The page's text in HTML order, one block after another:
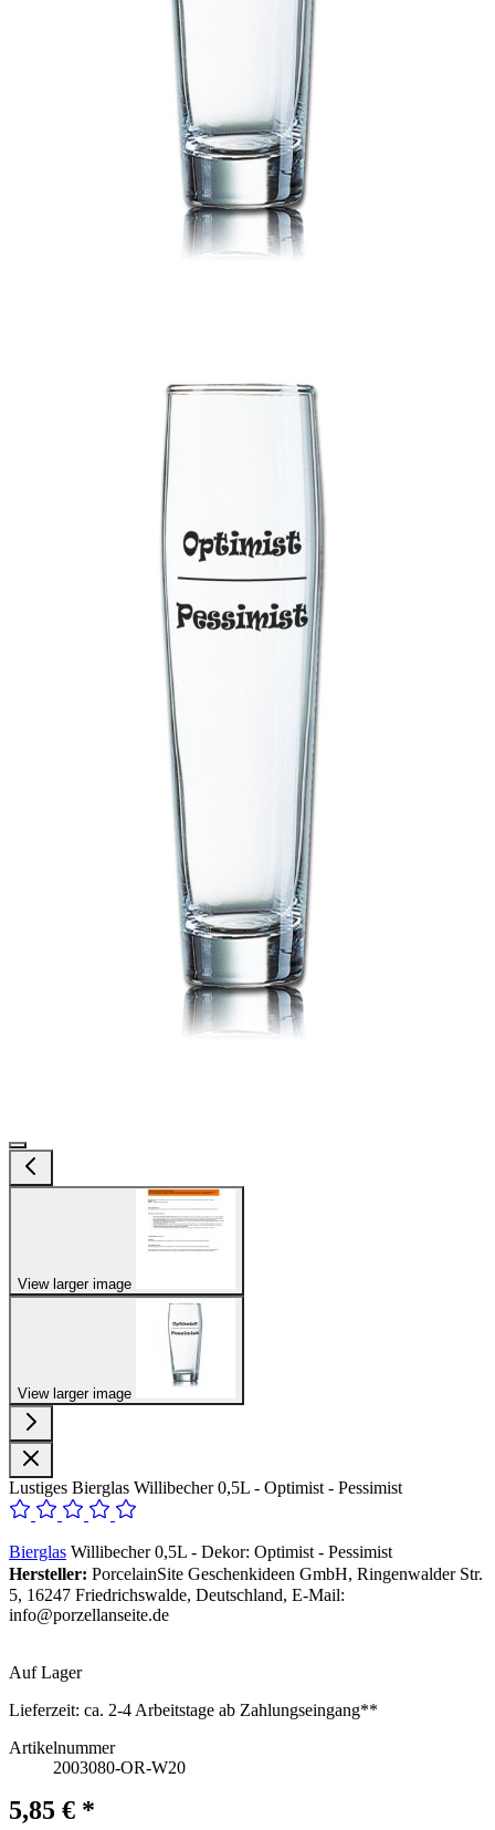
View larger image
View larger image
Lustiges Bierglas Willibecher 0,5L - Optimist - Pessimist
Bierglas Willibecher 0,5L - Dekor: Optimist - Pessimist
Hersteller: PorcelainSite Geschenkideen GmbH, Ringenwalder Str.
5, 16247 Friedrichswalde, Deutschland, E-Mail:
info@porzellanseite.de
Auf Lager
Lieferzeit: ca. 2-4 Arbeitstage ab Zahlungseingang**
Artikelnummer
2003080-OR-W20
5,85 € *